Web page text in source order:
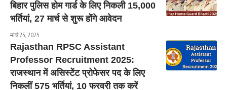
बिहार पुलिस होम गार्ड के लिए निकली 15,000
भर्तियां, 27 मार्च से शुरू होंगे आवेदन
मार्च 25, 2025
Rajasthan RPSC Assistant
Professor Recruitment 2025:
राजस्थान में असिस्टेंट प्रोफेसर पद के लिए
निकलीं 575 भर्तियां, 10 फरवरी तक करें